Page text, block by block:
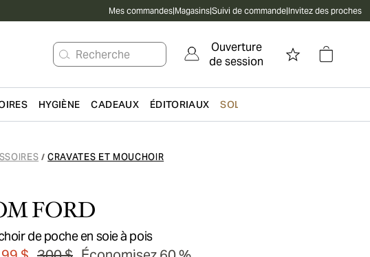
Mes commandes|Magasins|Suivi de commande|Invitez des proches
Recherche
Ouverture
de session
principalHYGIÈNE CADEAUX ÉDITORIAUX SOLDES
/ CRAVATES ET MOUCHOIR
FORD
de poche en soie à pois